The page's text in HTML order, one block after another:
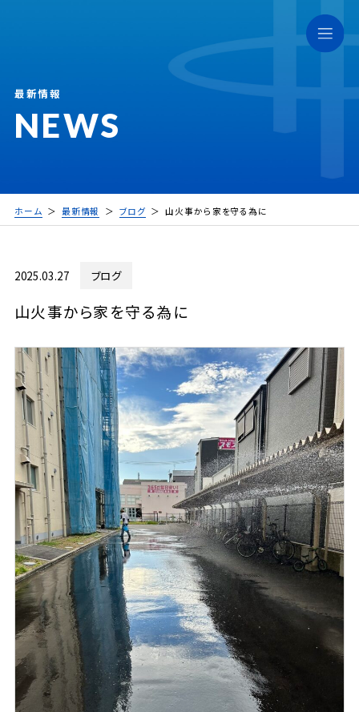
NEWS
最新情報
ホーム 最新情報 ブログ 山火事から家を守る為に
2025.03.27 ブログ
山火事から家を守る為に